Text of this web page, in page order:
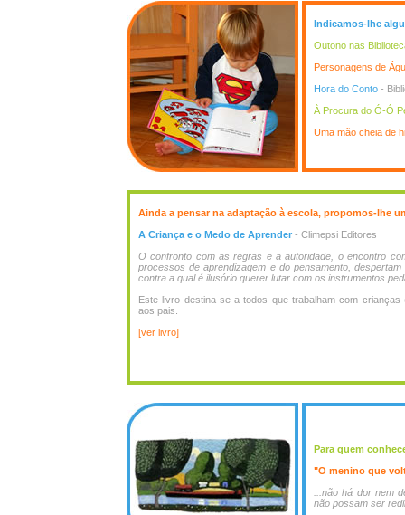
Indicamos-lhe
Outono nas
Personagens de
Hora do Conto -
À Procura do Ó-Ó
Uma mão cheia de
Ainda a pensar na adaptação à escola, propomos-lhe
A Criança e o Medo de Aprender - Climepsi Editores
O confronto com as regras e a autoridade, o encontro
processos de aprendizagem e do pensamento,
contra a qual é ilusório querer lutar com os instrumentos
Este livro destina-se a todos que trabalham com
aos pais.
[ver livro]
Para quem
"O menino que
...não há dor nem
não possam ser